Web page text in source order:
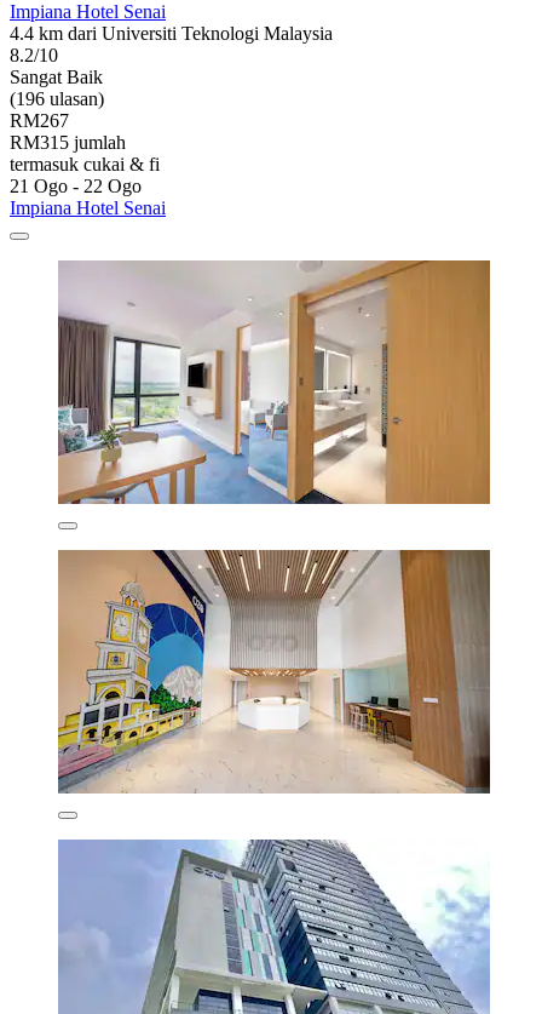
Impiana Hotel Senai
4.4 km dari Universiti Teknologi Malaysia
8.2/10
Sangat Baik
(196 ulasan)
RM267
RM315 jumlah
termasuk cukai & fi
21 Ogo - 22 Ogo
Impiana Hotel Senai